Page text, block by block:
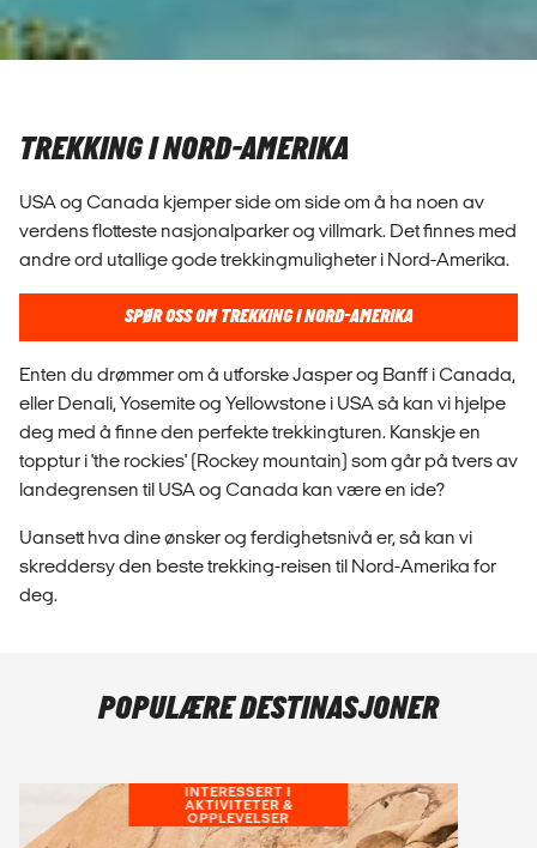
TREKKING I NORD-AMERIKA
USA og Canada kjemper side om side om å ha noen av
verdens flotteste nasjonalparker og villmark. Det finnes med
andre ord utallige gode trekkingmuligheter i Nord-Amerika.
SPØR OSS OM TREKKING I NORD-AMERIKA
Enten du drømmer om å utforske Jasper og Banff i Canada,
eller Denali, Yosemite og Yellowstone i USA så kan vi hjelpe
deg med å finne den perfekte trekkingturen. Kanskje en
topptur i 'the rockies' (Rockey mountain) som går på tvers av
landegrensen til USA og Canada kan være en ide?
Uansett hva dine ønsker og ferdighetsnivå er, så kan vi
skreddersy den beste trekking-reisen til Nord-Amerika for
deg.
POPULÆRE DESTINASJONER
INTERESSERT I
AKTIVITETER &
OPPLEVELSER